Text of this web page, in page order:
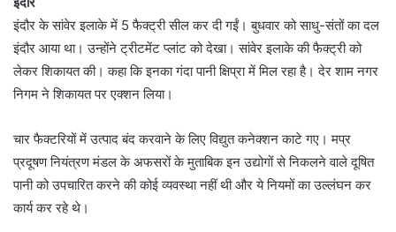
इंदौर के सांवेर इलाके में 5 फैक्ट्री सील कर दी गईं। बुधवार को साधु-संतों का दल
इंदौर आया था। उन्होंने ट्रीटमेंट प्लांट को देखा। सांवेर इलाके की फैक्ट्री को
लेकर शिकायत की। कहा कि इनका गंदा पानी क्षिप्रा में मिल रहा है। देर शाम नगर
निगम ने शिकायत पर एक्शन लिया।
चार फैक्टरियों में उत्पाद बंद करवाने के लिए विद्युत कनेक्शन काटे गए। मप्र
प्रदूषण नियंत्रण मंडल के अफसरों के मुताबिक इन उद्योगों से निकलने वाले दूषित
पानी को उपचारित करने की कोई व्यवस्था नहीं थी और ये नियमों का उल्लंघन कर
कार्य कर रहे थे।